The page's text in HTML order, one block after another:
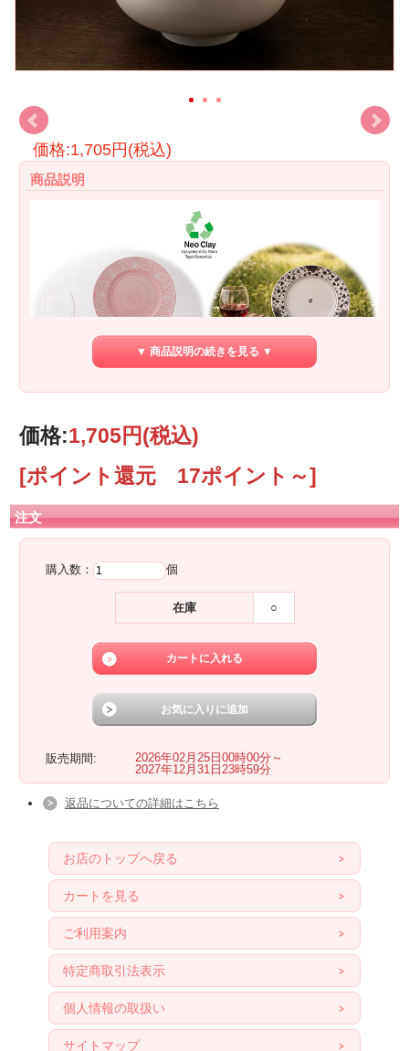
価格:1,705円(税込)
商品説明
▼ 商品説明の続きを見る ▼
価格:1,705円(税込)
[ポイント還元 17ポイント～]
注文
購入数： 個
在庫 ○
販売期間:
2026年02月25日00時00分～
2027年12月31日23時59分
返品についての詳細はこちら
お店のトップへ戻る
カートを見る
ご利用案内
特定商取引法表示
個人情報の取扱い
サイトマップ